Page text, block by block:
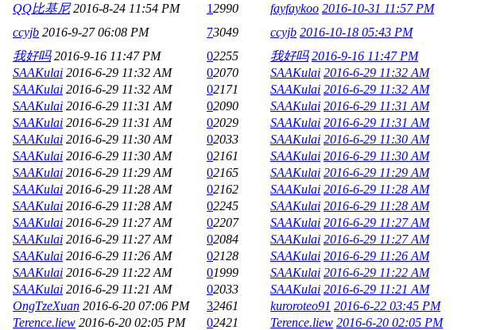
QQ比基尼 2016-8-24 11:54 PM 12990 fayfaykoo 2016-10-31 11:57 PM
ccyjb 2016-9-27 06:08 PM 73049 ccyjb 2016-10-18 05:43 PM
我好吗 2016-9-16 11:47 PM 02255 我好吗 2016-9-16 11:47 PM
SAAKulai 2016-6-29 11:32 AM 02070 SAAKulai 2016-6-29 11:32 AM
SAAKulai 2016-6-29 11:32 AM 02171 SAAKulai 2016-6-29 11:32 AM
SAAKulai 2016-6-29 11:31 AM 02090 SAAKulai 2016-6-29 11:31 AM
SAAKulai 2016-6-29 11:31 AM 02029 SAAKulai 2016-6-29 11:31 AM
SAAKulai 2016-6-29 11:30 AM 02033 SAAKulai 2016-6-29 11:30 AM
SAAKulai 2016-6-29 11:30 AM 02161 SAAKulai 2016-6-29 11:30 AM
SAAKulai 2016-6-29 11:29 AM 02165 SAAKulai 2016-6-29 11:29 AM
SAAKulai 2016-6-29 11:28 AM 02162 SAAKulai 2016-6-29 11:28 AM
SAAKulai 2016-6-29 11:28 AM 02245 SAAKulai 2016-6-29 11:28 AM
SAAKulai 2016-6-29 11:27 AM 02207 SAAKulai 2016-6-29 11:27 AM
SAAKulai 2016-6-29 11:27 AM 02084 SAAKulai 2016-6-29 11:27 AM
SAAKulai 2016-6-29 11:26 AM 02128 SAAKulai 2016-6-29 11:26 AM
SAAKulai 2016-6-29 11:22 AM 01999 SAAKulai 2016-6-29 11:22 AM
SAAKulai 2016-6-29 11:21 AM 02033 SAAKulai 2016-6-29 11:21 AM
OngTzeXuan 2016-6-20 07:06 PM 32461 kuroroteo91 2016-6-22 03:45 PM
Terence.liew 2016-6-20 02:05 PM 02421 Terence.liew 2016-6-20 02:05 PM